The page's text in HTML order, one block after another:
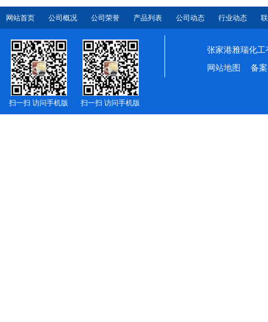
网站首页 公司概况 公司荣誉 产品列表 公司动态 行业动态
扫一扫 访问手机版 扫一扫 访问手机版
张家港雅瑞化工
网站地图
备